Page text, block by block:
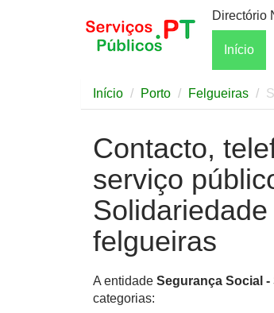
Directório
Início
Início Porto Felgueiras
Contacto,
serviço
felgueiras
A entidade Segurança Social -
categorias: